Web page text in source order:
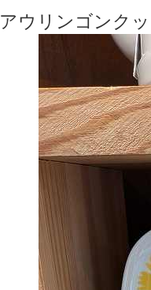
アウリンゴンク